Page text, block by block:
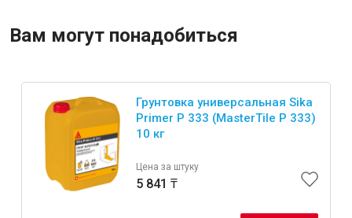
Вам могут понадобиться
Грунтовка универсальная Sika
Primer P 333 (MasterTile P 333)
10 кг
Цена за штуку
5 841 ₸